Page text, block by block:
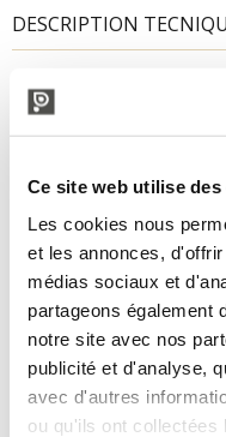
Ce site web utilise des
Les cookies nous
et les annonces,
médias sociaux et
partageons également
notre site avec nos
publicité et d'analyse,
avec d'autres
ou qu'ils ont collectées
DESCRIPTION